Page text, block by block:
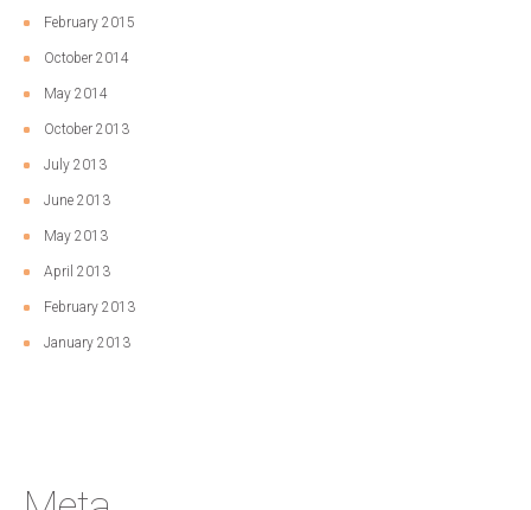
February 2015
October 2014
May 2014
October 2013
July 2013
June 2013
May 2013
April 2013
February 2013
January 2013